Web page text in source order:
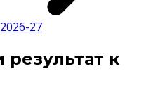
27
к